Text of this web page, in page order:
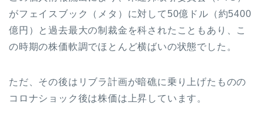
がフェイスブック（メタ）に対して50億ドル（約5400
億円）と過去最大の制裁金を科されたこともあり、こ
の時期の株価軟調でほとんど横ばいの状態でした。
ただ、その後はリブラ計画が暗礁に乗り上げたものの
コロナショック後は株価は上昇しています。